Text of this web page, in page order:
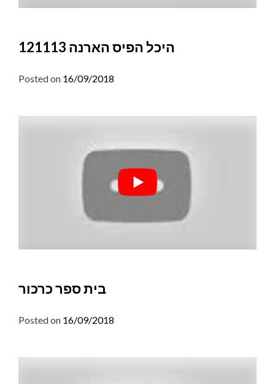
היכל הפיס הארנה 121113
Posted on 16/09/2018
בית ספר כרכור
Posted on 16/09/2018